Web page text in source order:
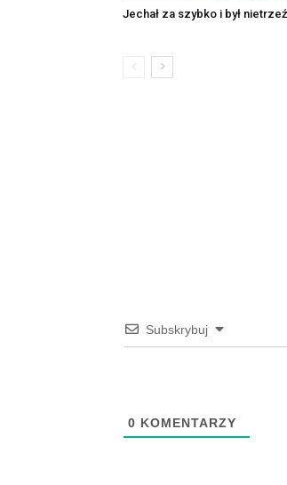
Jechał za szybko i był
Subskrybuj
0 KOMENTARZY